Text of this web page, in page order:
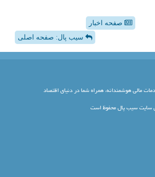
صفحه اخبار
سیب پال: صفحه اصلی
مالی هوشمندانه، همراه شما در دنیای اقتصاد